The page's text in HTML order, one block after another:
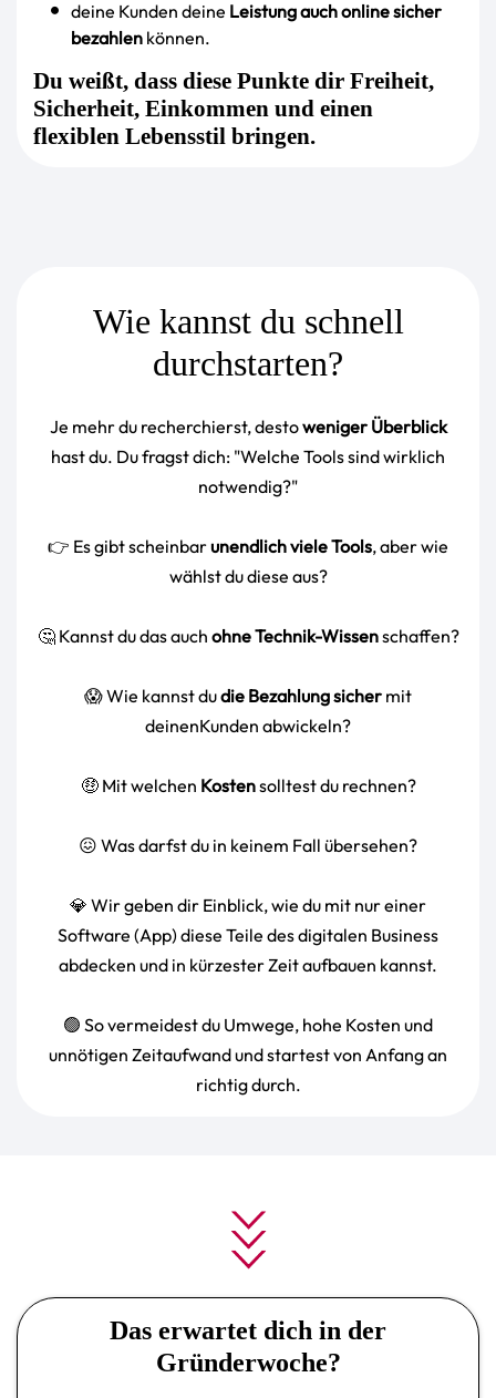
deine Kunden deine Leistung auch online sicher
bezahlenkönnen.
Du weißt, dass diese Punkte dir Freiheit,
Sicherheit, Einkommen und einen
flexiblen Lebensstil bringen.
Wie kannst du schnell
durchstarten?
Je mehr du recherchierst, destoweniger Überblick
hast du. Du fragst dich: "Welche Tools sind wirklich
notwendig?"
👉 Es gibt scheinbarunendlich viele Tools, aber wie
wählst du diese aus?
🤔 Kannst du das auch ohne Technik-Wissenschaffen?
😱 Wie kannst dudie Bezahlung sicher mit
deinenKunden abwickeln?
🤑 Mit welchen Kostensolltest du rechnen?
😖 Was darfst du in keinem Fall übersehen?
💎 Wir geben dir Einblick, wie du mit nur einer
Software (App) diese Teile des digitalen Business
abdecken und in kürzester Zeit aufbauen kannst.
🟢 So vermeidest du Umwege, hohe Kosten und
unnötigen Zeitaufwand und startest von Anfang an
richtig durch.
Das erwartet dich in der
Gründerwoche?